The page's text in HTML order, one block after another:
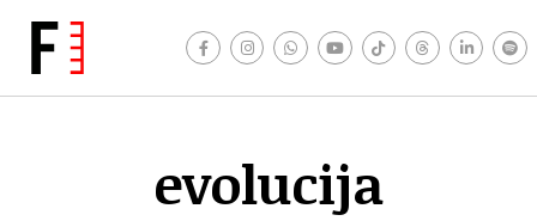
evolucija